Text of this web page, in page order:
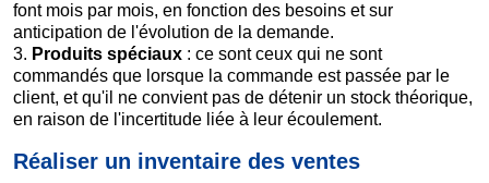
font mois par mois, en fonction des besoins et sur
anticipation de l'évolution de la demande.
3. Produits spéciaux : ce sont ceux qui ne sont
commandés que lorsque la commande est passée par le
client, et qu'il ne convient pas de détenir un stock théorique,
en raison de l'incertitude liée à leur écoulement.
Réaliser un inventaire des ventes